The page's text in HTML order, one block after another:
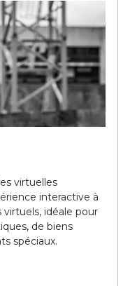
virtuelles
interactive à
idéale pour
de biens
spéciaux.